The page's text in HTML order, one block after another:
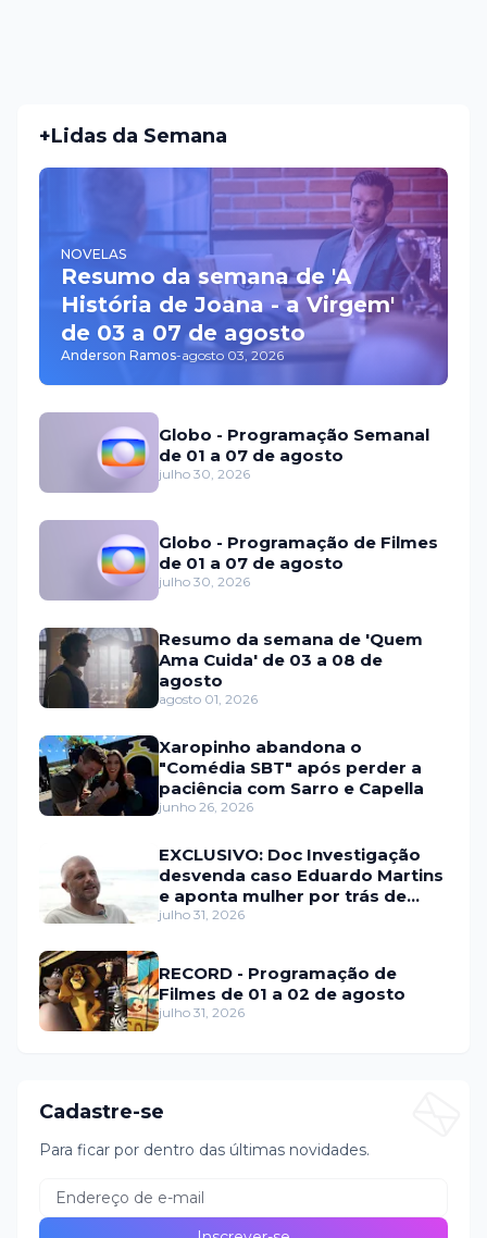
+Lidas da Semana
NOVELAS
Resumo da semana de 'A
História de Joana - a Virgem'
de 03 a 07 de agosto
Anderson Ramos-agosto 03, 2026
Globo - Programação Semanal
de 01 a 07 de agosto
julho 30, 2026
Globo - Programação de Filmes
de 01 a 07 de agosto
julho 30, 2026
Resumo da semana de 'Quem
Ama Cuida' de 03 a 08 de
agosto
agosto 01, 2026
Xaropinho abandona o
"Comédia SBT" após perder a
paciência com Sarro e Capella
junho 26, 2026
EXCLUSIVO: Doc Investigação
desvenda caso Eduardo Martins
e aponta mulher por trás de
fraude internacional
julho 31, 2026
RECORD - Programação de
Filmes de 01 a 02 de agosto
julho 31, 2026
Cadastre-se
Para ficar por dentro das últimas novidades.